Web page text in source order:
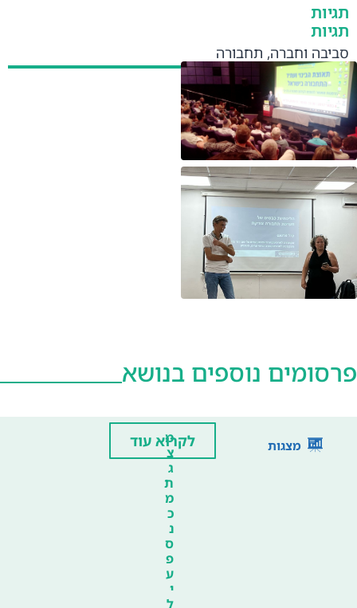
תגיות
תגיות
סביבה וחברה, תחבורה
פרסומים נוספים בנושא
מצגות
מ
צ
ג
ת
מ
כ
נ
ס
פ
ע
י
ל
לקרוא עוד